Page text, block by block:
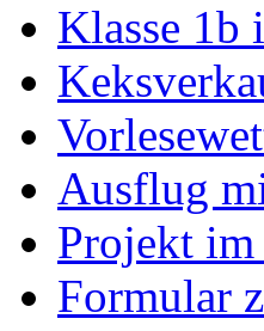
Klasse 1b
Ausflug
Projekt im
Formular